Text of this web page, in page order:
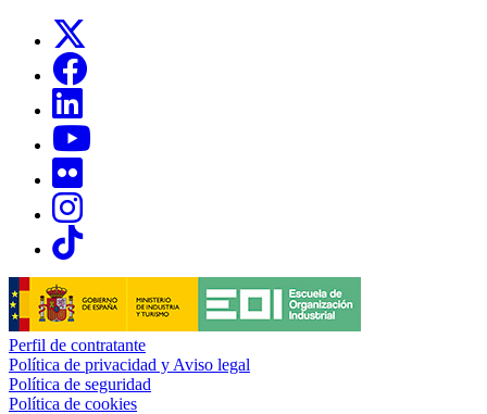
Links, Opens in this window
Links, Opens in this window
Links, Opens in this window
Links, Opens in this window
Links, Opens in this window
Perfil de contratante
Política de privacidad y Aviso legal
Política de seguridad
Política de cookies